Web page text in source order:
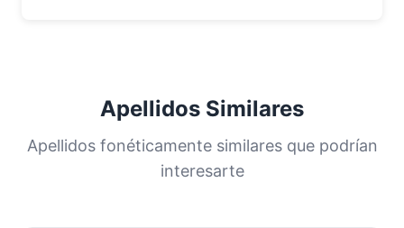
Apellidos Similares
Apellidos fonéticamente similares que podrían
interesarte